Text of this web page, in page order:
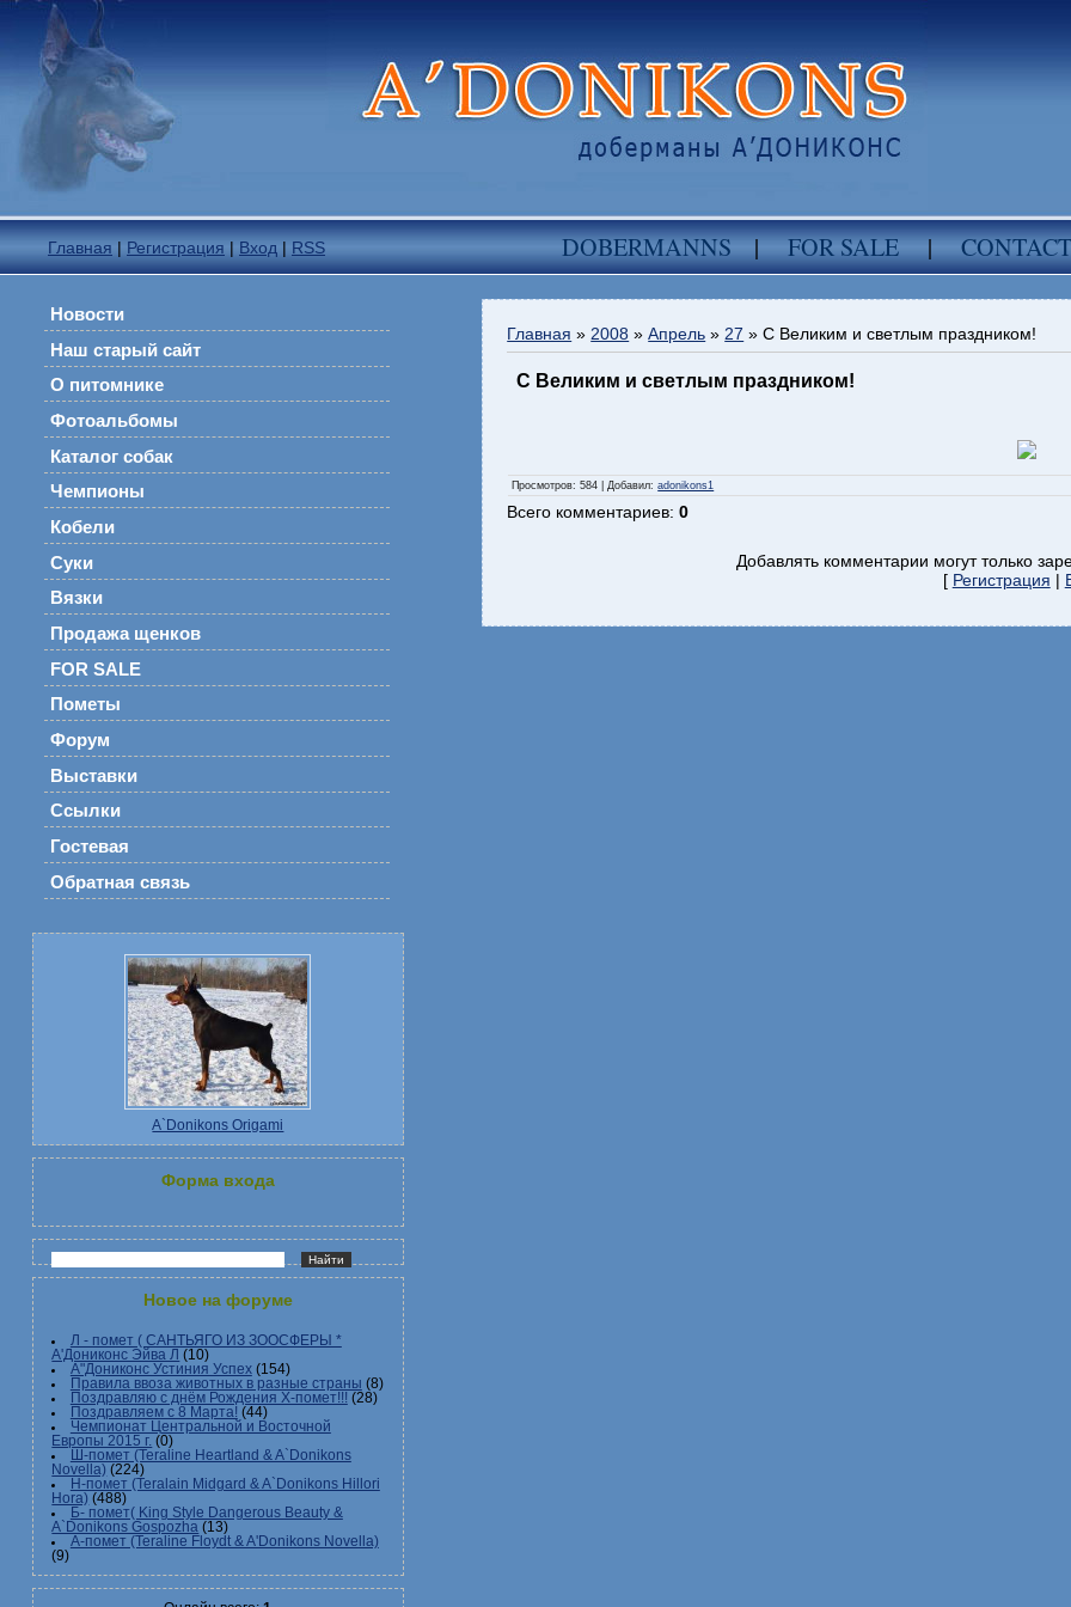
Главная | Регистрация | Вход | RSS DOBERMANNS|FOR SALE|CONTACT
Новости
Наш старый сайт
О питомнике
Фотоальбомы
Каталог собак
Чемпионы
Кобели
Суки
Вязки
Продажа щенков
FOR SALE
Пометы
Форум
Выставки
Ссылки
Гостевая
Обратная связь
A`Donikons Origami
Форма входа
Новое на форуме
Л - помет ( САНТЬЯГО ИЗ ЗООСФЕРЫ *
А'Дониконс Эйва Л (10)
А"Дониконс Устиния Успех (154)
Правила ввоза животных в разные страны (8)
Поздравляю с днём Рождения Х-помет!!! (28)
Поздравляем с 8 Марта! (44)
Чемпионат Центральной и Восточной
Европы 2015 г. (0)
Ш-помет (Teraline Heartland & A`Donikons
Novella) (224)
Н-помет (Teralain Midgard & A`Donikons Hillori
Hora) (488)
Б- помет( King Style Dangerous Beauty &
A`Donikons Gospozha (13)
А-помет (Teraline Floydt & A'Donikons Novella)
(9)
Главная » 2008 » Апрель » 27 » С Великим и светлым праздником!
С Великим и светлым праздником!
Просмотров: 584 |Добавил:adonikons1
Всего комментариев:0
Добавлять комментарии могут только
[ Регистрация |